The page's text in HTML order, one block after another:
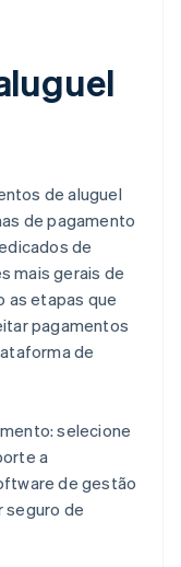
de aluguel
de pagamento
de
mais gerais de
as etapas que
pagamentos
de
selecione
a
de gestão
seguro de